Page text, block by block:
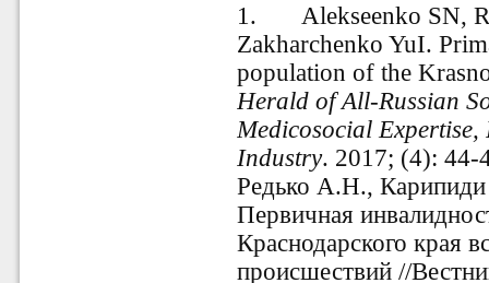
1.
Alekseenko SN,
Zakharchenko YuI.
population of the
Herald of All-Russian
Medicosocial
Industry. 2017; (4): 44-
Редько А.Н.,
Первичная
Краснодарского края
происшествий //